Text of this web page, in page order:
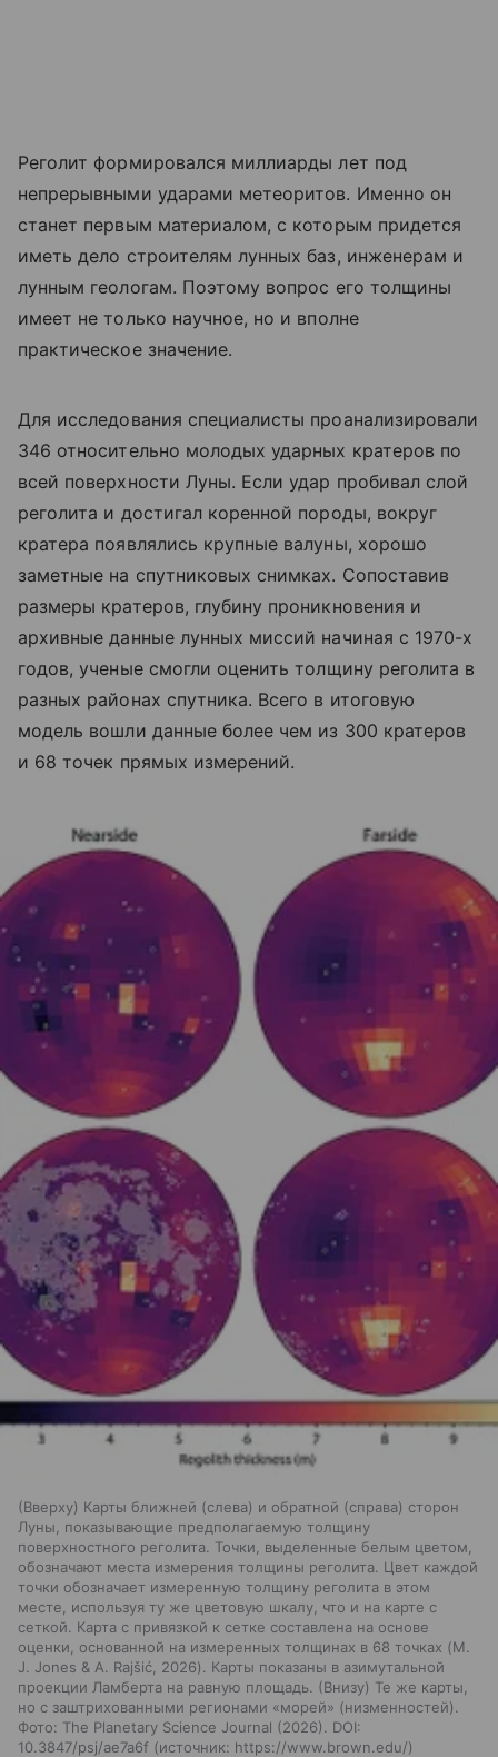
Реголит формировался миллиарды лет под
непрерывными ударами метеоритов. Именно он
станет первым материалом, с которым придется
иметь дело строителям лунных баз, инженерам и
лунным геологам. Поэтому вопрос его толщины
имеет не только научное, но и вполне
практическое значение.
Для исследования специалисты проанализировали
346 относительно молодых ударных кратеров по
всей поверхности Луны. Если удар пробивал слой
реголита и достигал коренной породы, вокруг
кратера появлялись крупные валуны, хорошо
заметные на спутниковых снимках. Сопоставив
размеры кратеров, глубину проникновения и
архивные данные лунных миссий начиная с 1970-х
годов, ученые смогли оценить толщину реголита в
разных районах спутника. Всего в итоговую
модель вошли данные более чем из 300 кратеров
и 68 точек прямых измерений.
(Вверху) Карты ближней (слева) и обратной (справа) сторон
Луны, показывающие предполагаемую толщину
поверхностного реголита. Точки, выделенные белым цветом,
обозначают места измерения толщины реголита. Цвет каждой
точки обозначает измеренную толщину реголита в этом
месте, используя ту же цветовую шкалу, что и на карте с
сеткой. Карта с привязкой к сетке составлена на основе
оценки, основанной на измеренных толщинах в 68 точках (M.
J. Jones & A. Rajšić, 2026). Карты показаны в азимутальной
проекции Ламберта на равную площадь. (Внизу) Те же карты,
но с заштрихованными регионами «морей» (низменностей).
Фото: The Planetary Science Journal (2026). DOI:
10.3847/psj/ae7a6f
источник: https://www.brown.edu/